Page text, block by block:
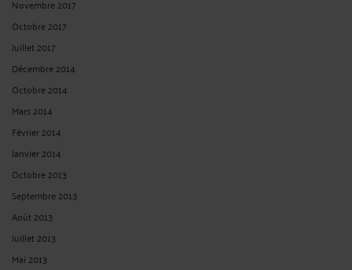
Novembre 2017
Octobre 2017
Juillet 2017
Décembre 2014
Octobre 2014
Mars 2014
Février 2014
Janvier 2014
Octobre 2013
Septembre 2013
Août 2013
Juillet 2013
Mai 2013